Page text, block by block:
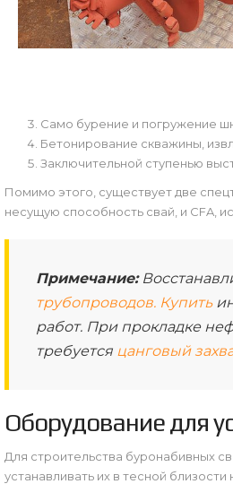
Само бурение и погружение
Бетонирование скважины,
Заключительной ступенью
Помимо этого, существует две
несущую способность свай, и CFA,
Примечание:
трубопроводов. Купить
работ. При прокладке
требуется цанговый
Оборудование для
Для строительства буронабивных
устанавливать их в тесной